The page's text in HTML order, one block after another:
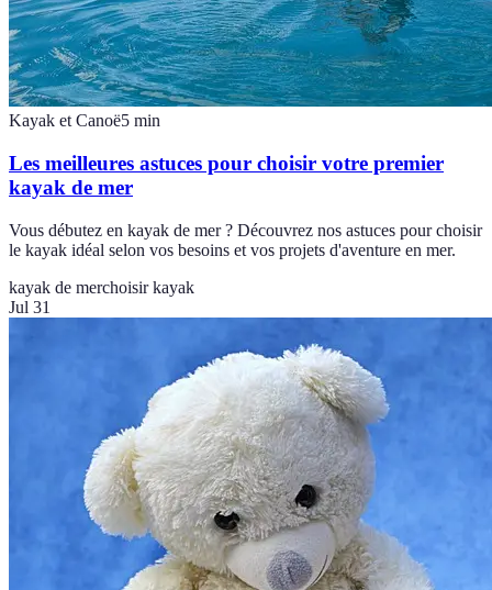
Kayak et Canoë5 min
Les meilleures astuces pour choisir votre premier
kayak de mer
Vous débutez en kayak de mer ? Découvrez nos astuces pour choisir
le kayak idéal selon vos besoins et vos projets d'aventure en mer.
kayak de merchoisir kayak
Jul 31